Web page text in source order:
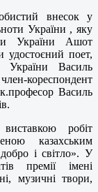
внесок у
України , яку
України Ашот
удостоєний поет,
України Василь
кореспондент
Василь
робіт
казахським
і світло». У
премії імені
музичні твори,